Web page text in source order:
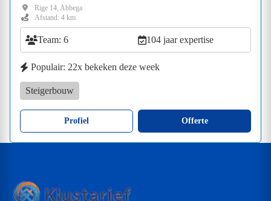
Rige 14, Abbega
Afstand: 4 km
Team: 6 104 jaar expertise
Populair: 22x bekeken deze week
Steigerbouw
Profiel Offerte